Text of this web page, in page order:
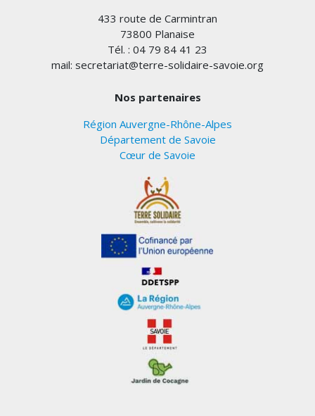
433 route de Carmintran
73800 Planaise
Tél. : 04 79 84 41 23
mail: secretariat@terre-solidaire-savoie.org
Nos partenaires
Région Auvergne-Rhône-Alpes
Département de Savoie
Cœur de Savoie